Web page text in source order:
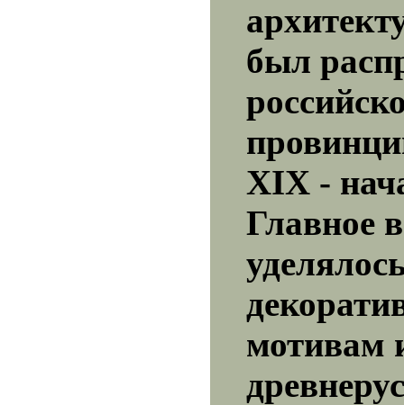
был
XIX -
Главное
мотивам